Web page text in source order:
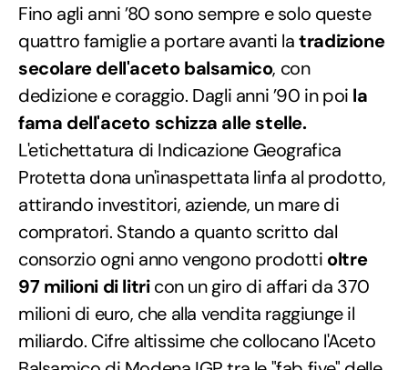
Fino agli anni ’80 sono sempre e solo queste
quattro famiglie a portare avanti latradizione
secolare dell'aceto balsamico, con
dedizione e coraggio. Dagli anni ’90 in poi la
fama dell'aceto schizza alle stelle.
L'etichettatura di Indicazione Geografica
Protetta dona un'inaspettata linfa al prodotto,
attirando investitori, aziende, un mare di
compratori. Stando a quanto scritto dal
consorzio ogni anno vengono prodotti oltre
97 milioni di litricon un giro di affari da 370
milioni di euro, che alla vendita raggiunge il
miliardo. Cifre altissime che collocano l'Aceto